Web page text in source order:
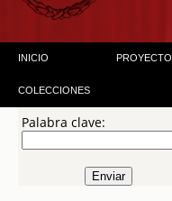
INICIO PROYECTO
COLECCIONES
Palabra clave: